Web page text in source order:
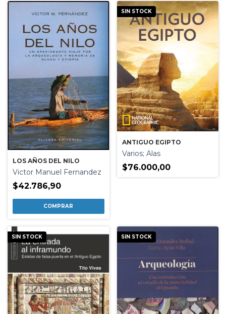
LOS AÑOS DEL NILO
Victor Manuel Fernandez
$42.786,90
SIN STOCK
ANTIGUO EGIPTO
Varios; Alas
$76.000,00
SIN STOCK SIN STOCK